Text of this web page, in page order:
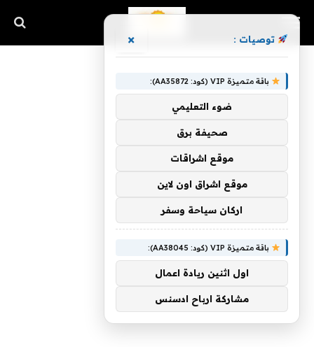
توصيات : ×
باقة متميزة VIP (كود: AA35872):
ضوء التعليمي
صحيفة برق
موقع اشراقات
موقع اشراق اون لاين
اركان سياحة وسفر
باقة متميزة VIP (كود: AA38045):
اول اثنين ريادة اعمال
مشاركة ارباح ادسنس